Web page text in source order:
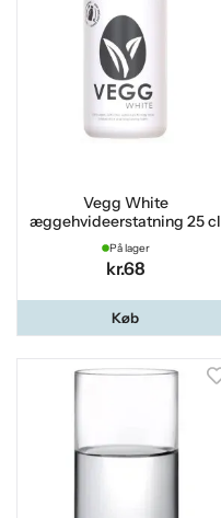
Vegg White
æggehvideerstatning 25 cl
På lager
kr.68
Køb